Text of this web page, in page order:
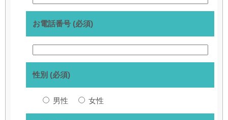
お電話番号 (必須)
性別 (必須)
男性 女性